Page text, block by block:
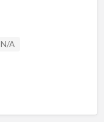
Listing ID
N/A